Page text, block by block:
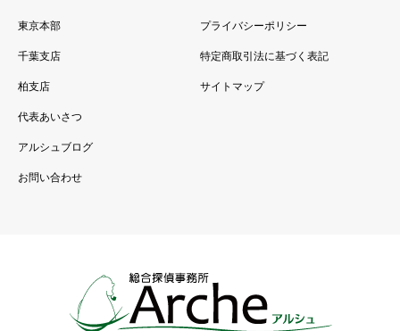
東京本部
千葉支店
柏支店
代表あいさつ
アルシュブログ
お問い合わせ
プライバシーポリシー
特定商取引法に基づく表記
サイトマップ